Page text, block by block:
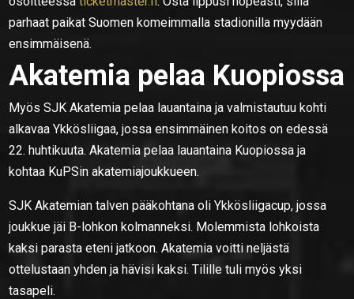
parhaat paikat Suomen komeimmalla stadionilla myydään
ensimmäisenä.
Akatemia pelaa Kuopiossa
Myös SJK Akatemia pelaa lauantaina ja valmistautuu kohti
alkavaa Ykkösliigaa, jossa ensimmäinen koitos on edessä
22. huhtikuuta. Akatemia pelaa lauantaina Kuopiossa ja
kohtaa KuPSin akatemiajoukkueen.
SJK Akatemian talven pääkohtana oli Ykkösliigacup, jossa
joukkue jäi B-lohkon kolmanneksi. Molemmista lohkoista
kaksi parasta eteni jatkoon. Akatemia voitti neljästä
ottelustaan yhden ja hävisi kaksi. Tilille tuli myös yksi
tasapeli.